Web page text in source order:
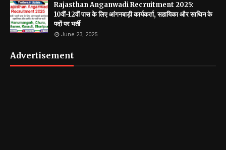
Rajasthan Anganwadi Recruitment 2025:
10वीं-12वीं पास के लिए आंगनबाड़ी कार्यकर्ता, सहायिका और साथिन के
पदों पर भर्ती
June 23, 2025
Advertisement